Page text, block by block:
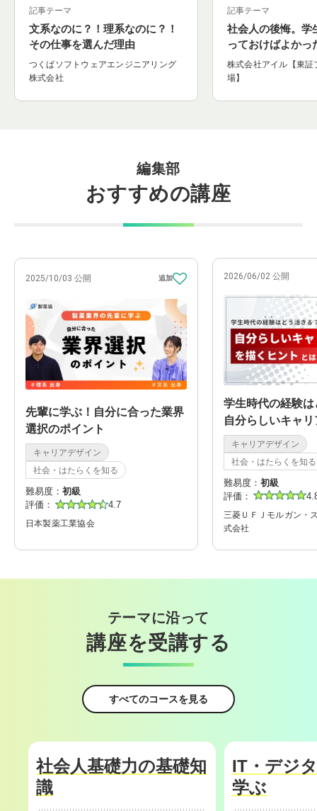
こと
記事テーマ
文系なのに？！理系なのに？！
その仕事を選んだ理由
つくばソフトウェアエンジニアリング
株式会社
記事テーマ
社会人の後悔。学
っておけばよかっ
株式会社アイル【東証
場】
編集部
おすすめの講座
2025/10/03 公開
先輩に学ぶ！自分に合った業界
選択のポイント
キャリアデザイン
社会・はたらくを知る
難易度： 初級
評価：
4.7
日本製薬工業協会
2026/06/02 公開
学生時代の経験
自分らしいキャ
トとは？
キャリアデザイン
社会・はたらくを知る
難易度： 初級
評価：
三菱ＵＦＪモルガン・
式会社
テーマに沿って
講座を受講する
すべてのコースを見る
社会人基礎力の基礎知
識
IT・デジ
学ぶ